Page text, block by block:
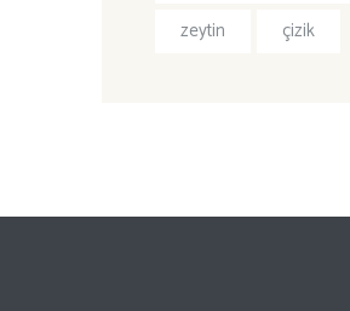
zeytin
çizik